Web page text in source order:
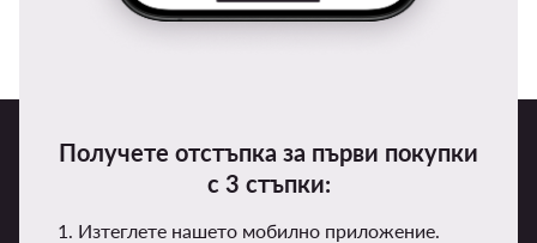
Получете отстъпка за първи покупки
с 3 стъпки:
1. Изтеглете нашето мобилно приложение.